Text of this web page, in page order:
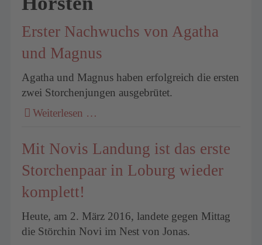
Erster Nachwuchs von Agatha
und Magnus
Agatha und Magnus haben erfolgreich die ersten
zwei Storchenjungen ausgebrütet.
Weiterlesen …
Mit Novis Landung ist das erste
Storchenpaar in Loburg wieder
komplett!
Heute, am 2. März 2016, landete gegen Mittag
die Störchin Novi im Nest von Jonas.